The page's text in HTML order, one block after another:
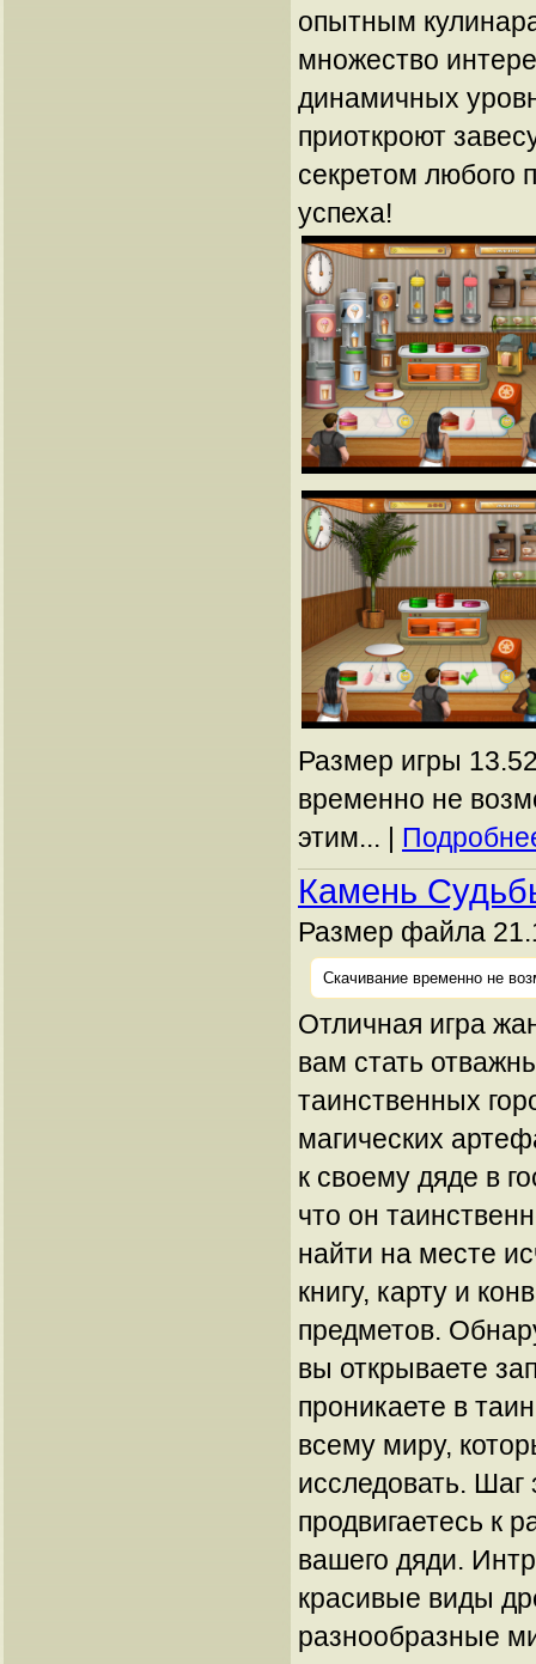
опытным
множество
динамичных
приоткроют
секретом любого
успеха!
Размер игры
временно не
этим... |
Камень
Размер файла
Скачивание временно не
Отличная игра
вам стать
таинственных
магических
к своему дяде в
что он
найти на месте
книгу, карту и
предметов.
вы открываете
проникаете в
всему миру,
исследовать.
продвигаетесь к
вашего дяди.
красивые виды
разнообразные